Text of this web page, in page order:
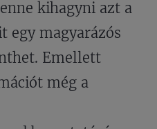
kihagyni azt a
egy magyarázós
Emellett
még a